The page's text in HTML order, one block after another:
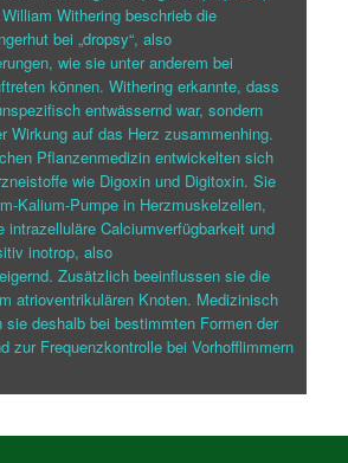
Withering beschrieb die
bei „dropsy“, also
wie sie unter anderem bei
können. Withering erkannte, dass
entwässernd war, sondern
Wirkung auf das Herz zusammenhing.
Pflanzenmedizin entwickelten sich
wie Digoxin und Digitoxin. Sie
Kalium-Pumpe in Herzmuskelzellen,
intrazelluläre Calciumverfügbarkeit und
inotrop, also
Zusätzlich beeinflussen sie die
atrioventrikulären Knoten. Medizinisch
sie deshalb bei bestimmten Formen der
zur Frequenzkontrolle bei Vorhofflimmern